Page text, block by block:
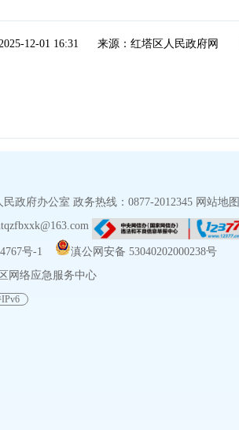
12-01 16:31 来源：红塔区人民政府网
政府办公室 政务热线：0877-2012345 网站地图
号-1
滇公网安备 53040202000238号
网络应急服务中心